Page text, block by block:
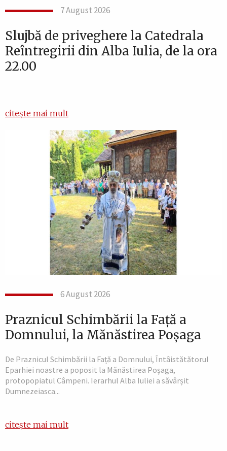
7 August 2026
Slujbă de priveghere la Catedrala
Reîntregirii din Alba Iulia, de la ora
22.00
citește mai mult
6 August 2026
Praznicul Schimbării la Față a
Domnului, la Mănăstirea Poșaga
De Praznicul Schimbării la Față a Domnului, Întâistătătorul
Eparhiei noastre a poposit la Mănăstirea Poșaga,
protopopiatul Câmpeni. Ierarhul Alba Iuliei a săvârșit
Dumnezeiasca...
citește mai mult